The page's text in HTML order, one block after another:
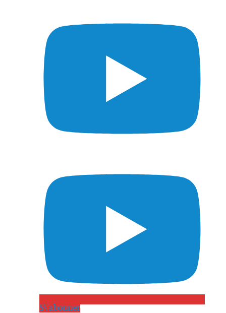
S\'abonner